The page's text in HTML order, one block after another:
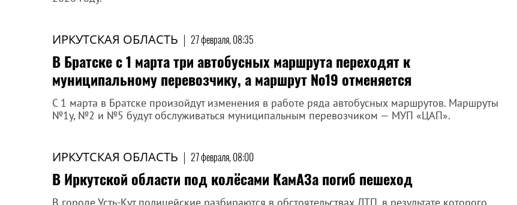
ИРКУТСКАЯ ОБЛАСТЬ | 27 февраля, 08:35
В Братске с 1 марта три автобусных маршрута переходят к
муниципальному перевозчику, а маршрут №19 отменяется
С 1 марта в Братске произойдут изменения в работе ряда автобусных маршрутов. Маршруты
№1у, №2 и №5 будут обслуживаться муниципальным перевозчиком — МУП «ЦАП».
ИРКУТСКАЯ ОБЛАСТЬ | 27 февраля, 08:00
В Иркутской области под колёсами КамАЗа погиб пешеход